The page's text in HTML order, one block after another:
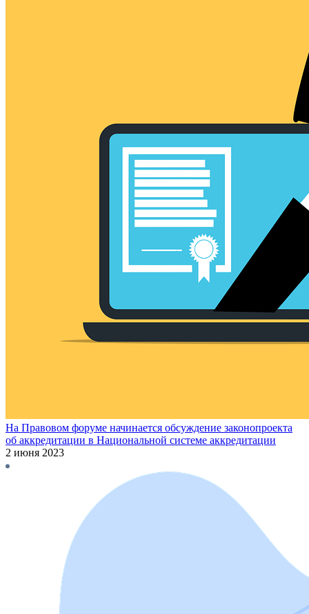
На Правовом форуме начинается обсуждение законопроекта
об аккредитации в Национальной системе аккредитации
2 июня 2023